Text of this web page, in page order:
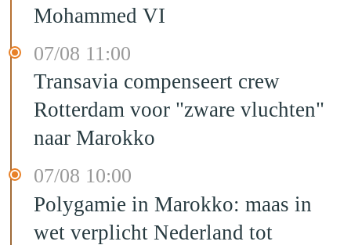
Mohammed VI
07/08 11:00
Transavia compenseert crew
Rotterdam voor "zware vluchten"
naar Marokko
07/08 10:00
Polygamie in Marokko: maas in
wet verplicht Nederland tot